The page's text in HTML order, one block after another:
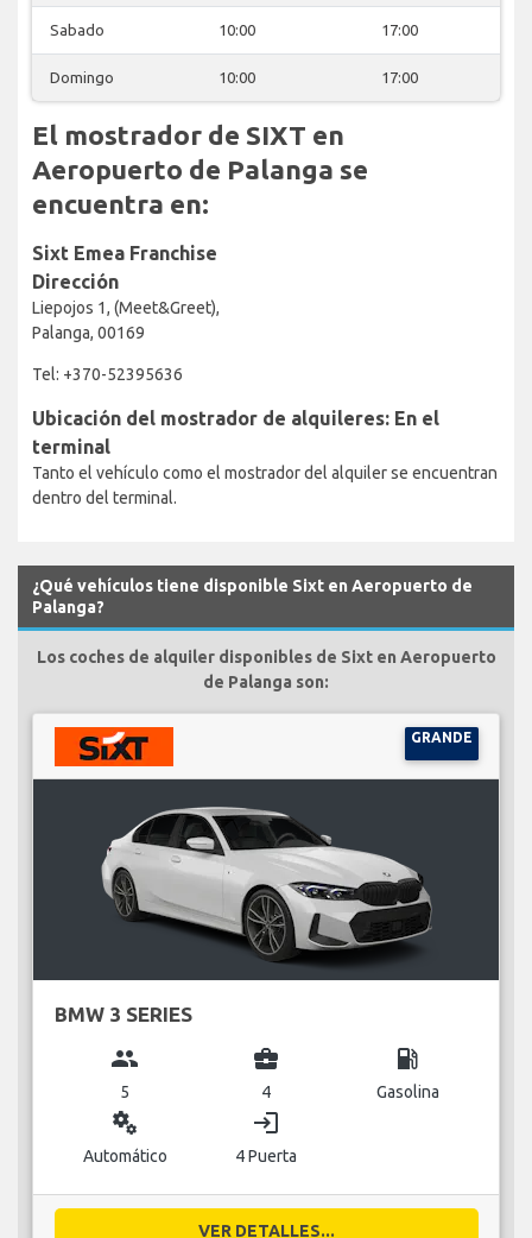
Sabado 10:00 17:00
Domingo 10:00 17:00
El mostrador de SIXT en
Aeropuerto de Palanga se
encuentra en:
Sixt Emea Franchise
Dirección
Liepojos 1, (Meet&Greet),
Palanga, 00169
Tel: +370-52395636
Ubicación del mostrador de alquileres: En el
terminal
Tanto el vehículo como el mostrador del alquiler se encuentran
dentro del terminal.
¿Qué vehículos tiene disponible Sixt en Aeropuerto de
Palanga?
Los coches de alquiler disponibles de Sixt en Aeropuerto
de Palanga son:
GRANDE
BMW 3 SERIES
group
5
business_center
4
local_gas_station
Gasolina
miscellaneous_services
Automático
login
4 Puerta
VER DETALLES...